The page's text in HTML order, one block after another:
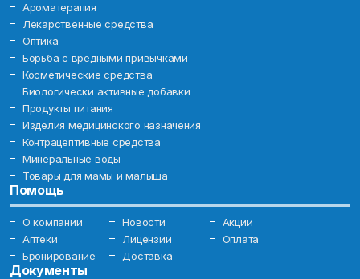
Ароматерапия
Лекарственные средства
Оптика
Борьба с вредными привычками
Косметические средства
Биологически активные добавки
Продукты питания
Изделия медицинского назначения
Контрацептивные средства
Минеральные воды
Товары для мамы и малыша
Помощь
О компании Новости
Акции
Аптеки
Лицензии
Оплата
Бронирование
Доставка
Документы